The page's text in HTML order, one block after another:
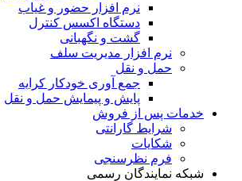
نرم افزار حضور و غیاب
دستگاه اکسس کنترل
گشت و نگهبانی
نرم افزار مدیریت سلف
حمل و نقل
جمع آوری خودکار کرایه
پایش و پیمایش حمل و نقل
خدمات پس از فروش
شرایط گارانتی
شکایات
فرم نظرسنجی
شبکه نمایندگان رسمی